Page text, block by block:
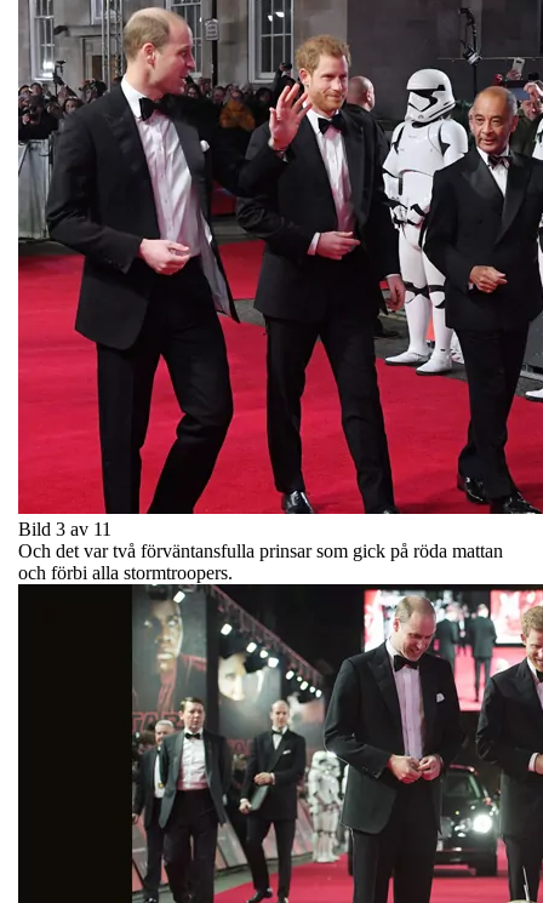
Bild 3 av 11
Och det var två förväntansfulla prinsar som gick på röda mattan
och förbi alla stormtroopers.